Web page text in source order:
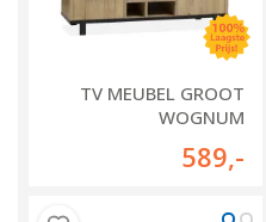
TV MEUBEL GROOT
WOGNUM
589,-